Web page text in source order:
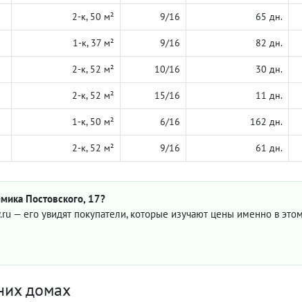
2-к, 50 м² 9/16 65 дн.
1-к, 37 м² 9/16 82 дн.
2-к, 52 м² 10/16 30 дн.
2-к, 52 м² 15/16 11 дн.
1-к, 50 м² 6/16 162 дн.
2-к, 52 м² 9/16 61 дн.
Постовского, 17?
— его увидят покупатели, которые изучают цены именно в
домах